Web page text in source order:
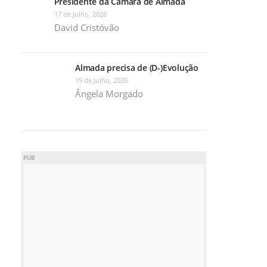
17 de Julho, 2026
David Cristóvão
Almada precisa de (D-)Evolução
15 de Julho, 2026
Ângela Morgado
PUB